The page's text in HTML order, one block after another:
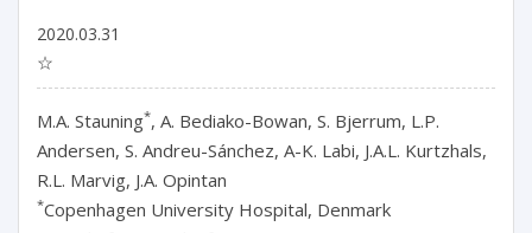
2020.03.31
☆
M.A. Stauning*, A. Bediako-Bowan, S. Bjerrum, L.P.
Andersen, S. Andreu-Sánchez, A-K. Labi, J.A.L. Kurtzhals,
R.L. Marvig, J.A. Opintan
*Copenhagen University Hospital, Denmark